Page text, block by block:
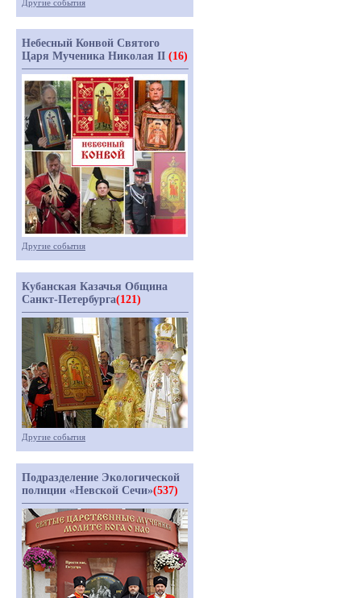
Другие события
Небесный Конвой Святого
Царя Мученика Николая II (16)
Другие события
Кубанская Казачья Община
Санкт-Петербурга(121)
Другие события
Подразделение Экологической
полиции «Невской Сечи»(537)